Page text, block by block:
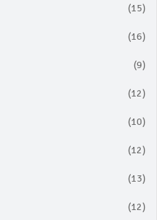
(15)
(16)
(9)
(12)
(10)
(12)
(13)
(12)